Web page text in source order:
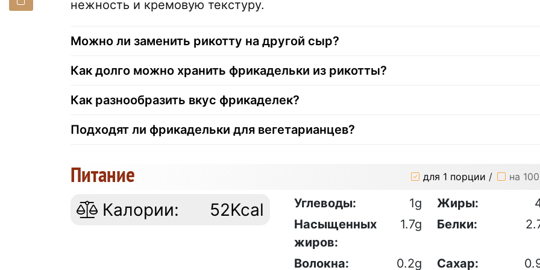
нежность и кремовую текстуру.
Можно ли заменить рикотту на другой сыр?
Как долго можно хранить фрикадельки из рикотты?
Как разнообразить вкус фрикаделек?
Подходят ли фрикадельки для вегетарианцев?
Питание для 1 порции / на
Калории: 52Kcal Углеводы: 1g Жиры:
Насыщенных
жиров:
1.7g Белки:
Волокна: 0.2g Сахар: